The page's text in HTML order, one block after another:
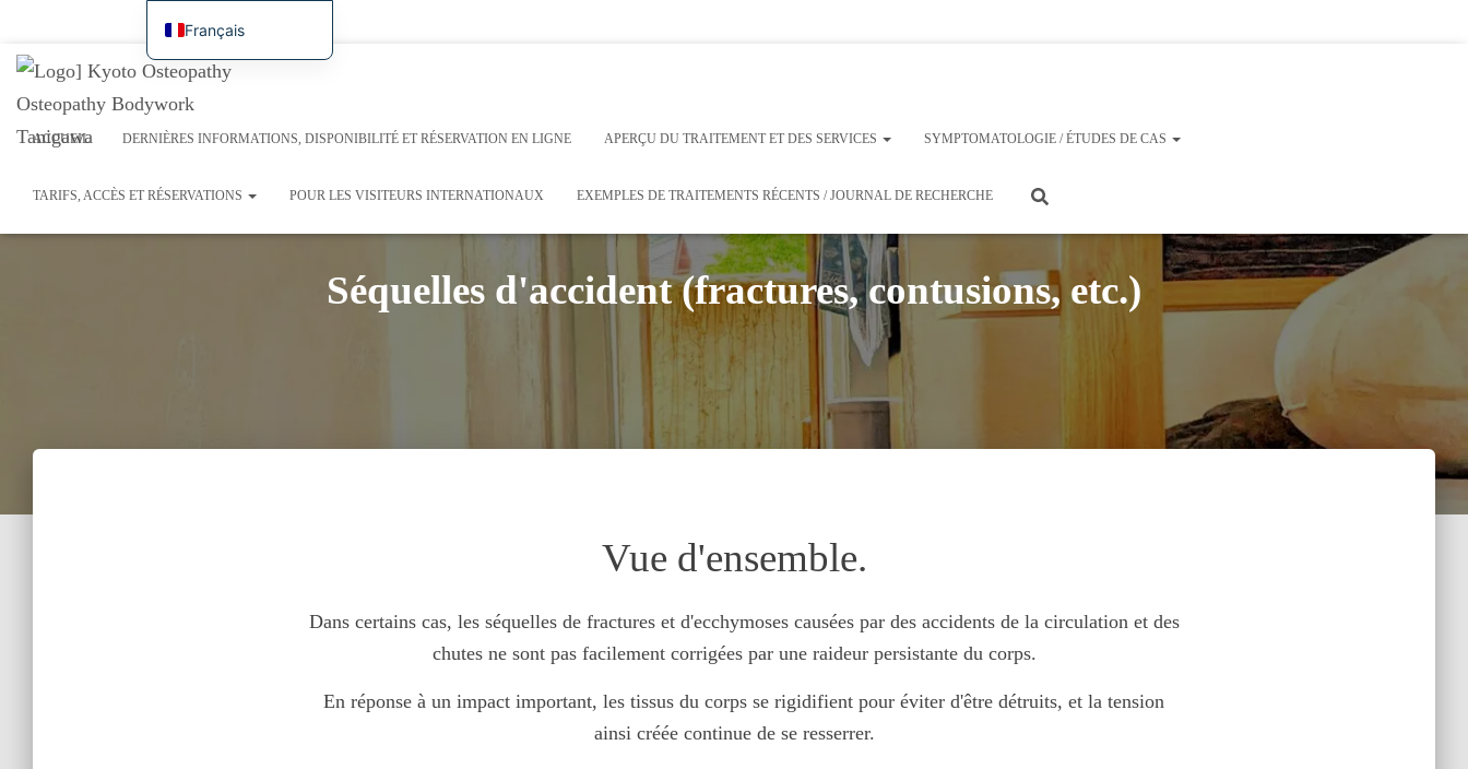
Dernières informations, disponibilité et réservation en ligne
Symptomatologie / études de cas Tarifs, accès et réservations
Exemples de traitements récents / Journal de recherche
ACCUEIL
DERNIÈRES INFORMATIONS, DISPONIBILITÉ ET RÉSERVATION EN LIGNE APERÇU DU TRAITEMENT ET DES SERVICES SYMPTOMATOLOGIE / ÉTUDES DE CAS
TARIFS, ACCÈS ET RÉSERVATIONS POUR LES VISITEURS INTERNATIONAUX EXEMPLES DE TRAITEMENTS RÉCENTS / JOURNAL DE RECHERCHE
Séquelles d'accident (fractures, contusions, etc.)
Vue d'ensemble.
Dans certains cas, les séquelles de fractures et d'ecchymoses causées par des accidents de la circulation et des
chutes ne sont pas facilement corrigées par une raideur persistante du corps.
En réponse à un impact important, les tissus du corps se rigidifient pour éviter d'être détruits, et la tension
ainsi créée continue de se resserrer.
Français
日本語
English
Deutsch